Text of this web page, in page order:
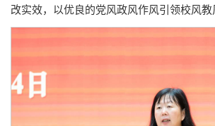
改实效，以优良的党风政风作风引领校风教